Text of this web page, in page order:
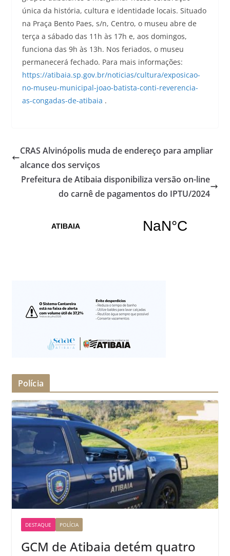
única da história, cultura e identidade locais. Situado
na Praça Bento Paes, s/n, Centro, o museu abre de
terça a sábado das 11h às 17h e, aos domingos,
funciona das 9h às 13h. Nos feriados, o museu
permanecerá fechado. Para mais informações:
https://atibaia.sp.gov.br/noticias/cultura/exposicao-
no-museu-municipal-joao-batista-conti-reverencia-
as-congadas-de-atibaia .
CRAS Alvinópolis muda de endereço para ampliar
alcance dos serviços
Prefeitura de Atibaia disponibiliza versão on-line
do carnê de pagamentos do IPTU/2024
Polícia
DESTAQUE POLÍCIA
GCM de Atibaia detém quatro